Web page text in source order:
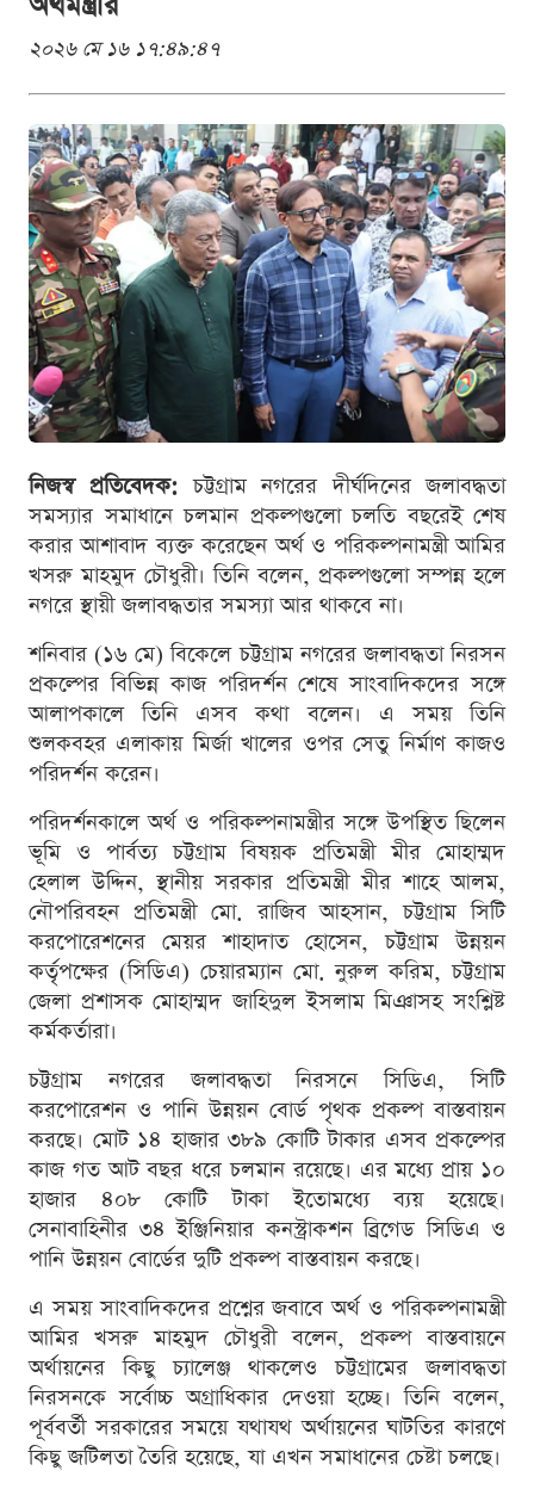
২০২৬ মে ১৬ ১৭:৪৯:৪৭
নিজস্ব প্রতিবেদক: চট্টগ্রাম নগরের দীর্ঘদিনের জলাবদ্ধতা
সমস্যার সমাধানে চলমান প্রকল্পগুলো চলতি বছরেই শেষ
করার আশাবাদ ব্যক্ত করেছেন অর্থ ও পরিকল্পনামন্ত্রী আমির
খসরু মাহমুদ চৌধুরী। তিনি বলেন, প্রকল্পগুলো সম্পন্ন হলে
নগরে স্থায়ী জলাবদ্ধতার সমস্যা আর থাকবে না।
শনিবার (১৬ মে) বিকেলে চট্টগ্রাম নগরের জলাবদ্ধতা নিরসন
প্রকল্পের বিভিন্ন কাজ পরিদর্শন শেষে সাংবাদিকদের সঙ্গে
আলাপকালে তিনি এসব কথা বলেন। এ সময় তিনি
শুলকবহর এলাকায় মির্জা খালের ওপর সেতু নির্মাণ কাজও
পরিদর্শন করেন।
পরিদর্শনকালে অর্থ ও পরিকল্পনামন্ত্রীর সঙ্গে উপস্থিত ছিলেন
ভূমি ও পার্বত্য চট্টগ্রাম বিষয়ক প্রতিমন্ত্রী মীর মোহাম্মদ
হেলাল উদ্দিন, স্থানীয় সরকার প্রতিমন্ত্রী মীর শাহে আলম,
নৌপরিবহন প্রতিমন্ত্রী মো. রাজিব আহসান, চট্টগ্রাম সিটি
করপোরেশনের মেয়র শাহাদাত হোসেন, চট্টগ্রাম উন্নয়ন
কর্তৃপক্ষের (সিডিএ) চেয়ারম্যান মো. নুরুল করিম, চট্টগ্রাম
জেলা প্রশাসক মোহাম্মদ জাহিদুল ইসলাম মিঞাসহ সংশ্লিষ্ট
কর্মকর্তারা।
চট্টগ্রাম নগরের জলাবদ্ধতা নিরসনে সিডিএ, সিটি
করপোরেশন ও পানি উন্নয়ন বোর্ড পৃথক প্রকল্প বাস্তবায়ন
করছে। মোট ১৪ হাজার ৩৮৯ কোটি টাকার এসব প্রকল্পের
কাজ গত আট বছর ধরে চলমান রয়েছে। এর মধ্যে প্রায় ১০
হাজার ৪০৮ কোটি টাকা ইতোমধ্যে ব্যয় হয়েছে।
সেনাবাহিনীর ৩৪ ইঞ্জিনিয়ার কনস্ট্রাকশন ব্রিগেড সিডিএ ও
পানি উন্নয়ন বোর্ডের দুটি প্রকল্প বাস্তবায়ন করছে।
এ সময় সাংবাদিকদের প্রশ্নের জবাবে অর্থ ও পরিকল্পনামন্ত্রী
আমির খসরু মাহমুদ চৌধুরী বলেন, প্রকল্প বাস্তবায়নে
অর্থায়নের কিছু চ্যালেঞ্জ থাকলেও চট্টগ্রামের জলাবদ্ধতা
নিরসনকে সর্বোচ্চ অগ্রাধিকার দেওয়া হচ্ছে। তিনি বলেন,
পূর্ববর্তী সরকারের সময়ে যথাযথ অর্থায়নের ঘাটতির কারণে
কিছু জটিলতা তৈরি হয়েছে, যা এখন সমাধানের চেষ্টা চলছে।